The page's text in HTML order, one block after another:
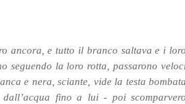
ancora, e tutto il branco saltava e i loro
seguendo la loro rotta, passarono
e nera, sciante, vide la testa bombata
fino a lui - poi scomparvero